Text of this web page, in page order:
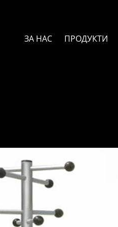
ЗА НАС ПРОДУКТИ